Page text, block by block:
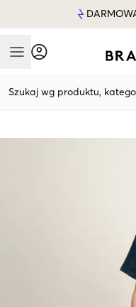
Mobile Menu
Szukaj wg produktu,